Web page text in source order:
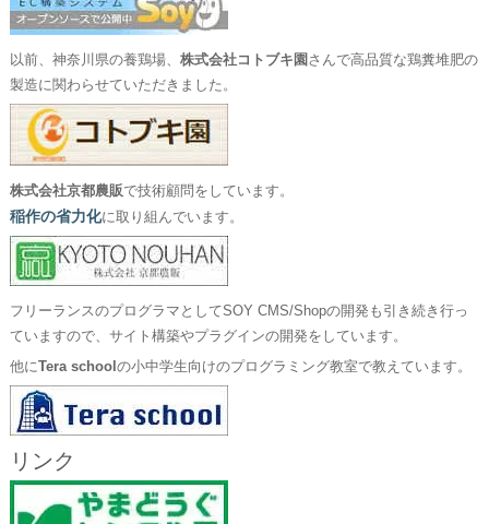
以前、神奈川県の養鶏場、 株式会社コトブキ園 さんで高品質な鶏糞堆肥の
製造に関わらせていただきました。
株式会社京都農販で技術顧問をしています。
稲作の省力化に取り組んでいます。
フリーランスのプログラマとしてSOY CMS/Shopの開発も引き続き行っ
ていますので、サイト構築やプラグインの開発をしています。
他にTera school の小中学生向けのプログラミング教室で教えています。
リンク